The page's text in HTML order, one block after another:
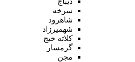
سرخه
شاهرود
شهمیرزاد
کلاته خیج
گرمسار
مجن